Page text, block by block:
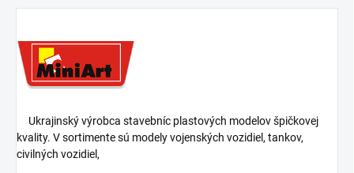
Ukrajinský výrobca stavebníc plastových modelov špičkovej
kvality. V sortimente sú modely vojenských vozidiel, tankov,
civilných vozidiel,